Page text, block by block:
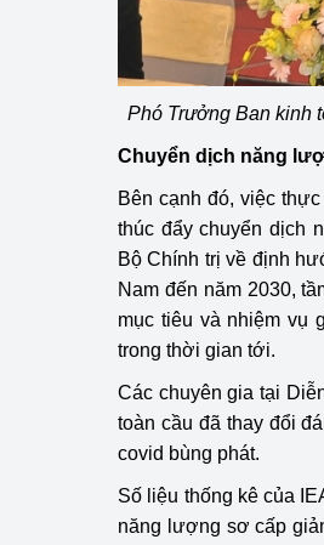
Phó Trưởng Ban kinh
Chuyển dịch năng
Bên cạnh đó, việc
thúc đẩy chuyển dịch
Bộ Chính trị về định
Nam đến năm 2030,
mục tiêu và nhiệm vụ
trong thời gian tới.
Các chuyên gia tại
toàn cầu đã thay đổi
covid bùng phát.
Số liệu thống kê của
năng lượng sơ cấp